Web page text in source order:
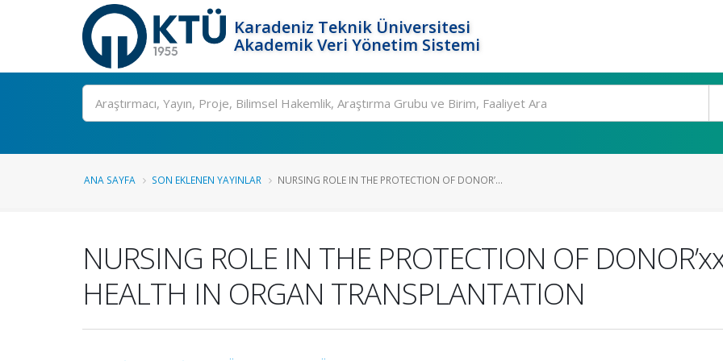
Karadeniz Teknik Üniversitesi
Akademik Veri Yönetim Sistemi
Ara
ANA SAYFA SON EKLENEN YAYINLAR NURSING ROLE IN THE PROTECTION OF DONOR’...
NURSING ROLE IN THE PROTECTION OF
HEALTH IN ORGAN TRANSPLANTATION